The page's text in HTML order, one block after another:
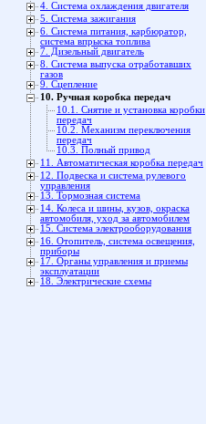
4. Система охлаждения двигателя
5. Система зажигания
6. Система питания, карбюратор,
система впрыска топлива
7. Дизельный двигатель
8. Система выпуска отработавших
газов
9. Сцепление
10. Ручная коробка передач
10.1. Снятие и установка коробки
передач
10.2. Механизм переключения
передач
10.3. Полный привод
11. Автоматическая коробка передач
12. Подвеска и система рулевого
управления
13. Тормозная система
14. Колеса и шины, кузов, окраска
автомобиля, уход за автомобилем
15. Система электрооборудования
16. Отопитель, система освещения,
приборы
17. Органы управления и приемы
эксплуатации
18. Электрические схемы